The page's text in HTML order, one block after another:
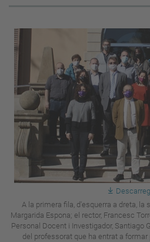
A la primera fila, d'esquerra a dreta, la
Margarida Espona; el rector, Francesc
Personal Docent i Investigador, Santiago
del professorat que ha entrat a